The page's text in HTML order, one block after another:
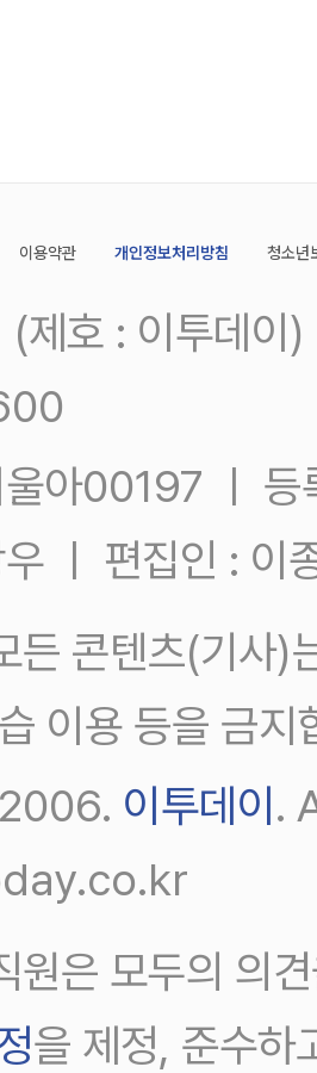
이용약관 개인정보처리방침 청소년
(제호 : 이투데
울아00197 ㅣ
ㅣ 편집인 : 이
든 콘텐츠(기사)
이용 등을 금지
이투데이.
원은 모두의 의
을 제정, 준수하